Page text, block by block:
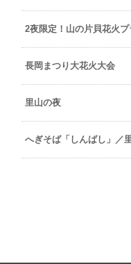
2夜限定！山の片貝花火プ
長岡まつり大花火大会
里山の夜
へぎそば「しんばし」／